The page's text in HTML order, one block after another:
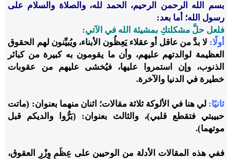
بسم الله الرحمن الرحيم، الحمد لله، والصلاة والسلام على
رسول الله؛ أما بعد:
فلعل حلَّ مشكلتكِ بمشيئة الله في الآتي:
أولًا: لا بدَّ من عاقل أو عقلاء يَعِظُون الأبناء، ويُبيِّنون لهم الحقوق
العظيمة لوالدتهم عليهم، وأن ما يقومون به كبيرة من كبائر
الذنوب، وإن استمروا عليها، فيُخشى عليهم من عقوبات
خطيرة في الدنيا والآخرة.
ثانيًا: لي هنا في الألوكة ثلاثة مقالات؛ اثنان منهما بعنوان: (ماتت
حبيبتي فتقطع قلبي)، والثالث بعنوان: (بَرُّوا والديكم قبل
موتهما).
ففي هذه المقالات الأدلة من الوحيين على عِظَمِ وِزْرِ العقوق،